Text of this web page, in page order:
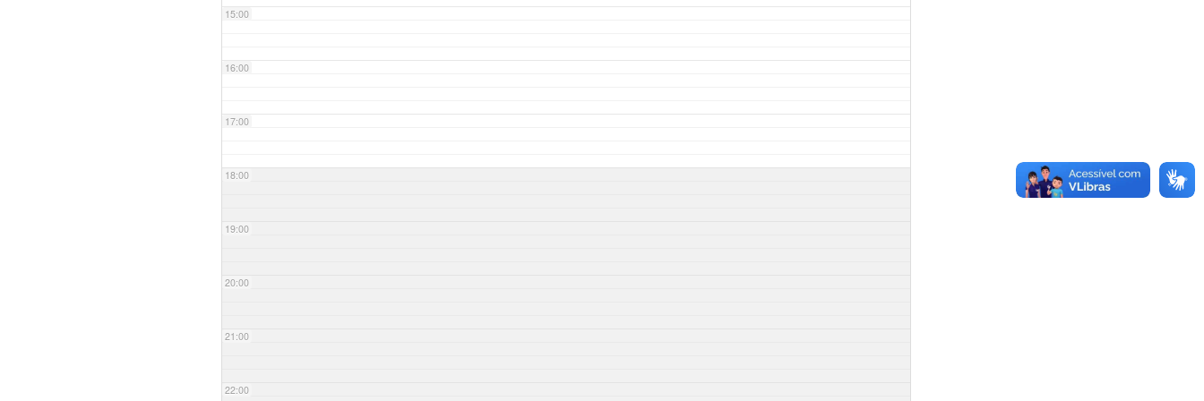
15:00
16:00
17:00
18:00
19:00
20:00
21:00
22:00